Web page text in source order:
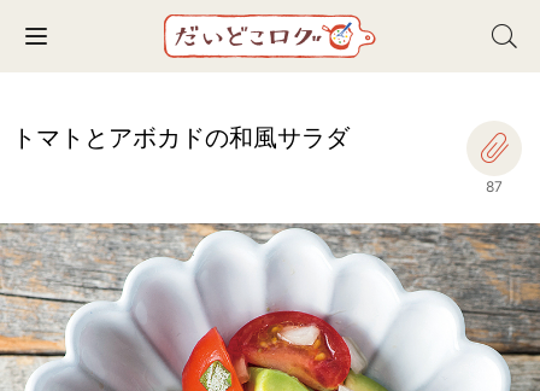
Toggle navigation
トマトとアボカドの和風サラダ
87